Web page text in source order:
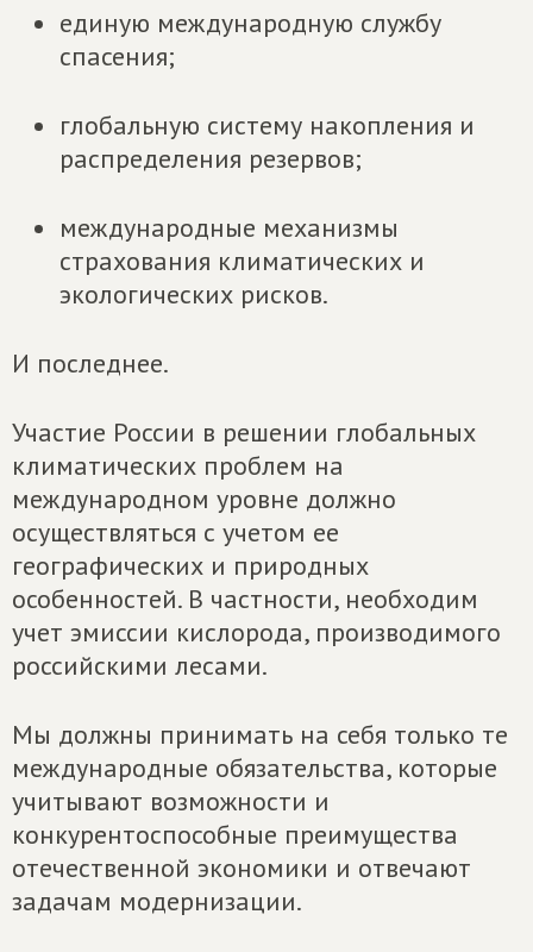
единую международную службу
спасения;
глобальную систему накопления и
распределения резервов;
международные механизмы
страхования климатических и
экологических рисков.
И последнее.
Участие России в решении глобальных
климатических проблем на
международном уровне должно
осуществляться с учетом ее
географических и природных
особенностей. В частности, необходим
учет эмиссии кислорода, производимого
российскими лесами.
Мы должны принимать на себя только те
международные обязательства, которые
учитывают возможности и
конкурентоспособные преимущества
отечественной экономики и отвечают
задачам модернизации.